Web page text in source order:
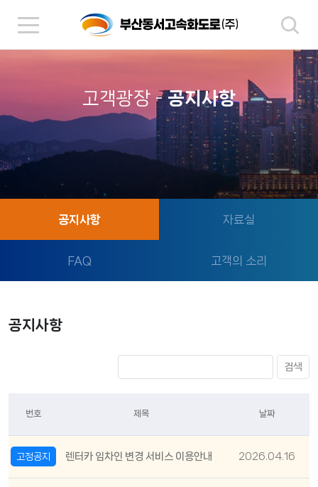
고객광장 -공지사항
공지사항 자료실
FAQ 고객의 소리
공지사항
검색
번호 제목 날짜
고정공지 렌터카 임차인 변경 서비스 이용안내 2026.04.16